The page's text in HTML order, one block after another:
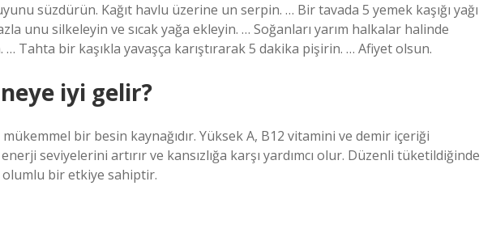
süzdürün. Kağıt havlu üzerine un serpin. … Bir tavada 5 yemek kaşığı yağı
unu silkeleyin ve sıcak yağa ekleyin. … Soğanları yarım halkalar halinde
… Tahta bir kaşıkla yavaşça karıştırarak 5 dakika pişirin. … Afiyet olsun.
iyi gelir?
bir besin kaynağıdır. Yüksek A, B12 vitamini ve demir içeriği
enerji seviyelerini artırır ve kansızlığa karşı yardımcı olur. Düzenli tüketildiğinde
olumlu bir etkiye sahiptir.